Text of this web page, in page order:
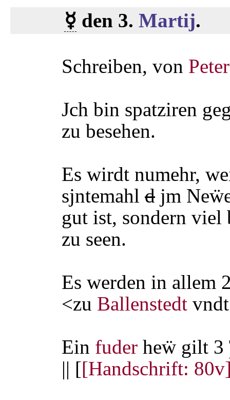
☿ den 3. Martij.
Schreiben, von
Jch bin spatziren
zu besehen.
Es wirdt numehr,
sjntemahl d jm
gut ist, sondern viel
zu seen.
Es werden in allem
<zu Ballenstedt
Ein fuder heẅ gilt 3
|| [[Handschrift: